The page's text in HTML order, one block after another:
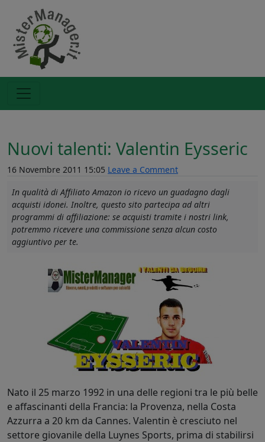
Nuovi talenti: Valentin Eysseric
16 Novembre 2011 15:05 Leave a Comment
In qualità di Affiliato Amazon io ricevo un guadagno dagli
acquisti idonei. Inoltre, questo sito partecipa ad altri
programmi di affiliazione: se acquisti tramite i nostri link,
potremmo ricevere una commissione senza alcun costo
aggiuntivo per te.
Nato il 25 marzo 1992 in una delle regioni tra le più belle
e affascinanti della Francia: la Provenza, nella Costa
Azzurra a 20 km da Cannes. Valentin è cresciuto nel
settore giovanile della Luynes Sports, prima di stabilirsi